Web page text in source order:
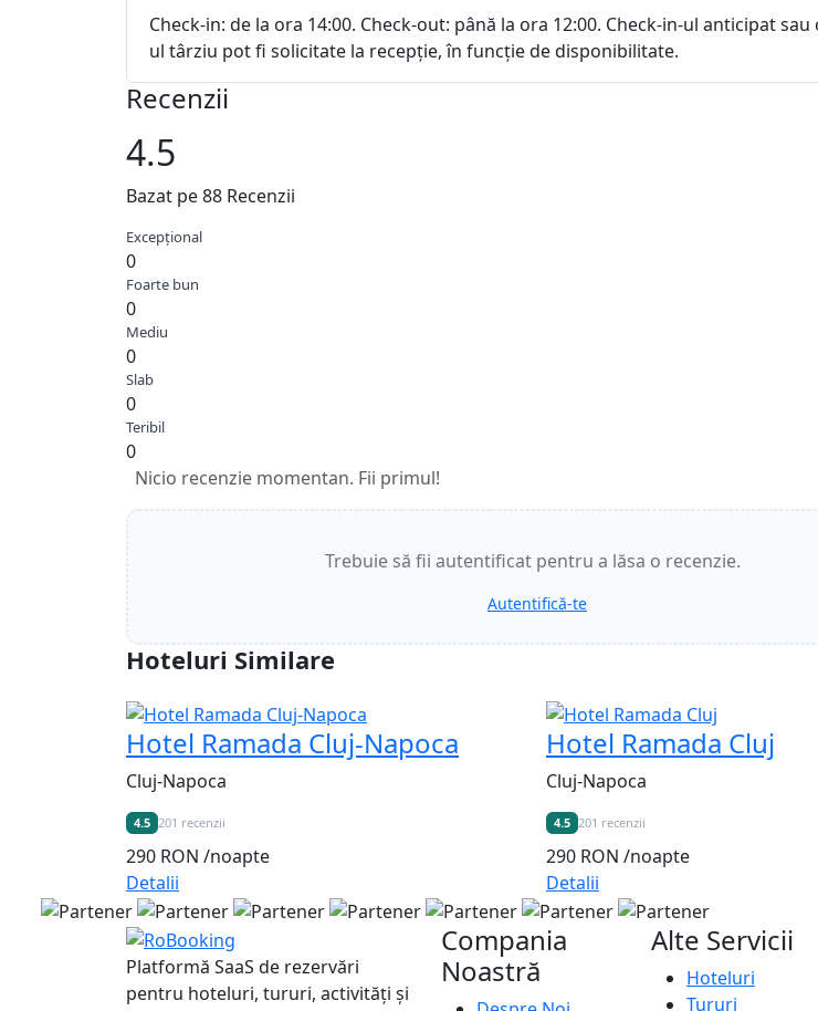
Check-in: de la ora 14:00. Check-out: până la ora 12:00. Check-in-ul anticipat
ul târziu pot fi solicitate la recepție, în funcție de disponibilitate.
Recenzii
4.5
Bazat pe 88 Recenzii
Excepțional
0
Foarte bun
0
Mediu
0
Slab
0
Teribil
0
Nicio recenzie momentan. Fii primul!
Trebuie să fii autentificat pentru a lăsa o recenzie.
Autentifică-te
Hoteluri Similare
Hotel Ramada Cluj-Napoca
Cluj-Napoca
4.5 201 recenzii
290 RON /noapte
Detalii
Hotel Ramada Cluj
Cluj-Napoca
4.5 201 recenzii
290 RON /noapte
Detalii
Platformă SaaS de rezervări
pentru hoteluri, tururi, activități și
Compania
Noastră
Alte Servicii
Hoteluri
Tururi